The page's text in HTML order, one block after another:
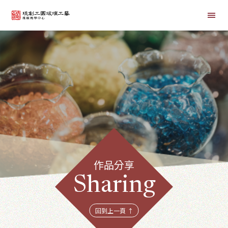
首頁
線上課程
商品總覽
作品分享
Sharing
回到上一頁 ↑